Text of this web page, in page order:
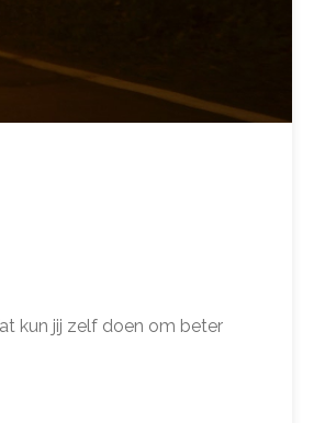
kun jij zelf doen om beter